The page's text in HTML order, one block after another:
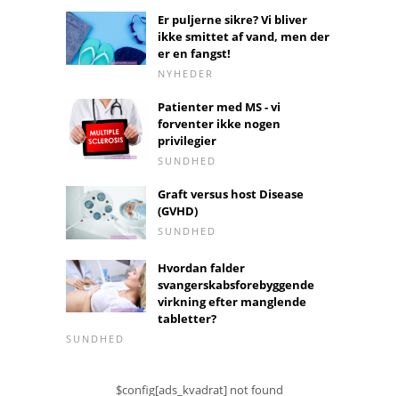
Er puljerne sikre? Vi bliver
ikke smittet af vand, men der
er en fangst!
NYHEDER
Patienter med MS - vi
forventer ikke nogen
privilegier
SUNDHED
Graft versus host Disease
(GVHD)
SUNDHED
Hvordan falder
svangerskabsforebyggende
virkning efter manglende
tabletter?
SUNDHED
$config[ads_kvadrat] not found